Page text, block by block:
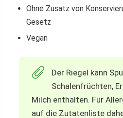
Ohne Zusatz von
Gesetz
Vegan
Der Riegel kann
Schalenfrüchten,
Milch enthalten. Für
auf die Zutatenliste